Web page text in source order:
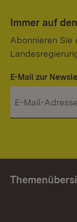
Immer auf
Abonnieren Sie
E-Mail zur